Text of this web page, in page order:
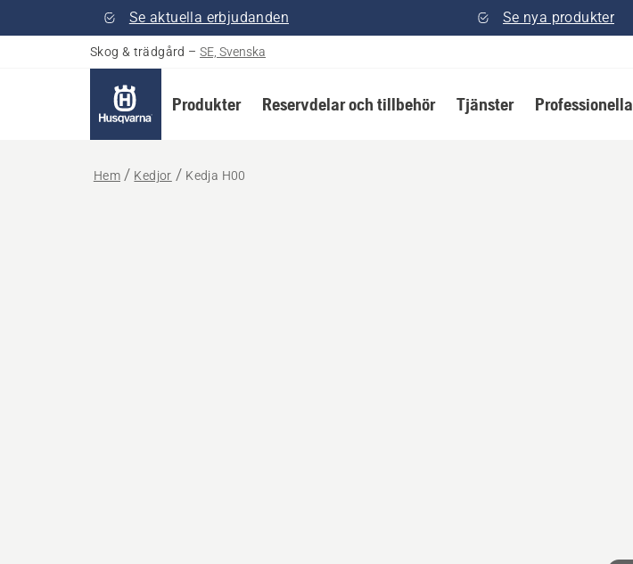
Se aktuella erbjudanden Se nya produkter
Skog & trädgård – SE, Svenska
Produkter Reservdelar och tillbehör Tjänster Professionella
Hem Kedjor Kedja H00